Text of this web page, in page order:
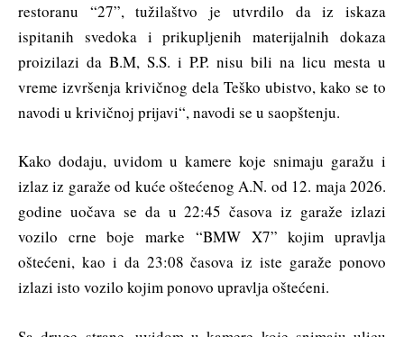
restoranu “27”, tužilaštvo je utvrdilo da iz iskaza
ispitanih svedoka i prikupljenih materijalnih dokaza
proizilazi da B.M, S.S. i P.P. nisu bili na licu mesta u
vreme izvršenja krivičnog dela Teško ubistvo, kako se to
navodi u krivičnoj prijavi“, navodi se u saopštenju.
Kako dodaju, uvidom u kamere koje snimaju garažu i
izlaz iz garaže od kuće oštećenog A.N. od 12. maja 2026.
godine uočava se da u 22:45 časova iz garaže izlazi
vozilo crne boje marke “BMW X7” kojim upravlja
oštećeni, kao i da 23:08 časova iz iste garaže ponovo
izlazi isto vozilo kojim ponovo upravlja oštećeni.